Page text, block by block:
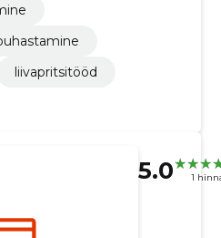
liivapritsitööd
5.0 1